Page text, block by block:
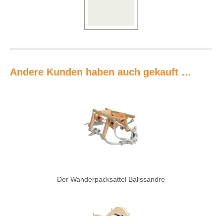
Andere Kunden haben auch gekauft …
Der Wanderpacksattel Balissandre